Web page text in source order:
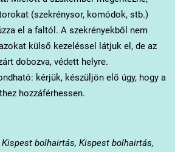
(szekrénysor, komódok, stb.)
el a faltól. A szekrényekből nem
külső kezeléssel látjuk el, de az
dobozva, védett helyre.
kérjük, készüljön elő úgy, hogy a
hozzáférhessen.
bolhairtás, Kispest bolhairtás,